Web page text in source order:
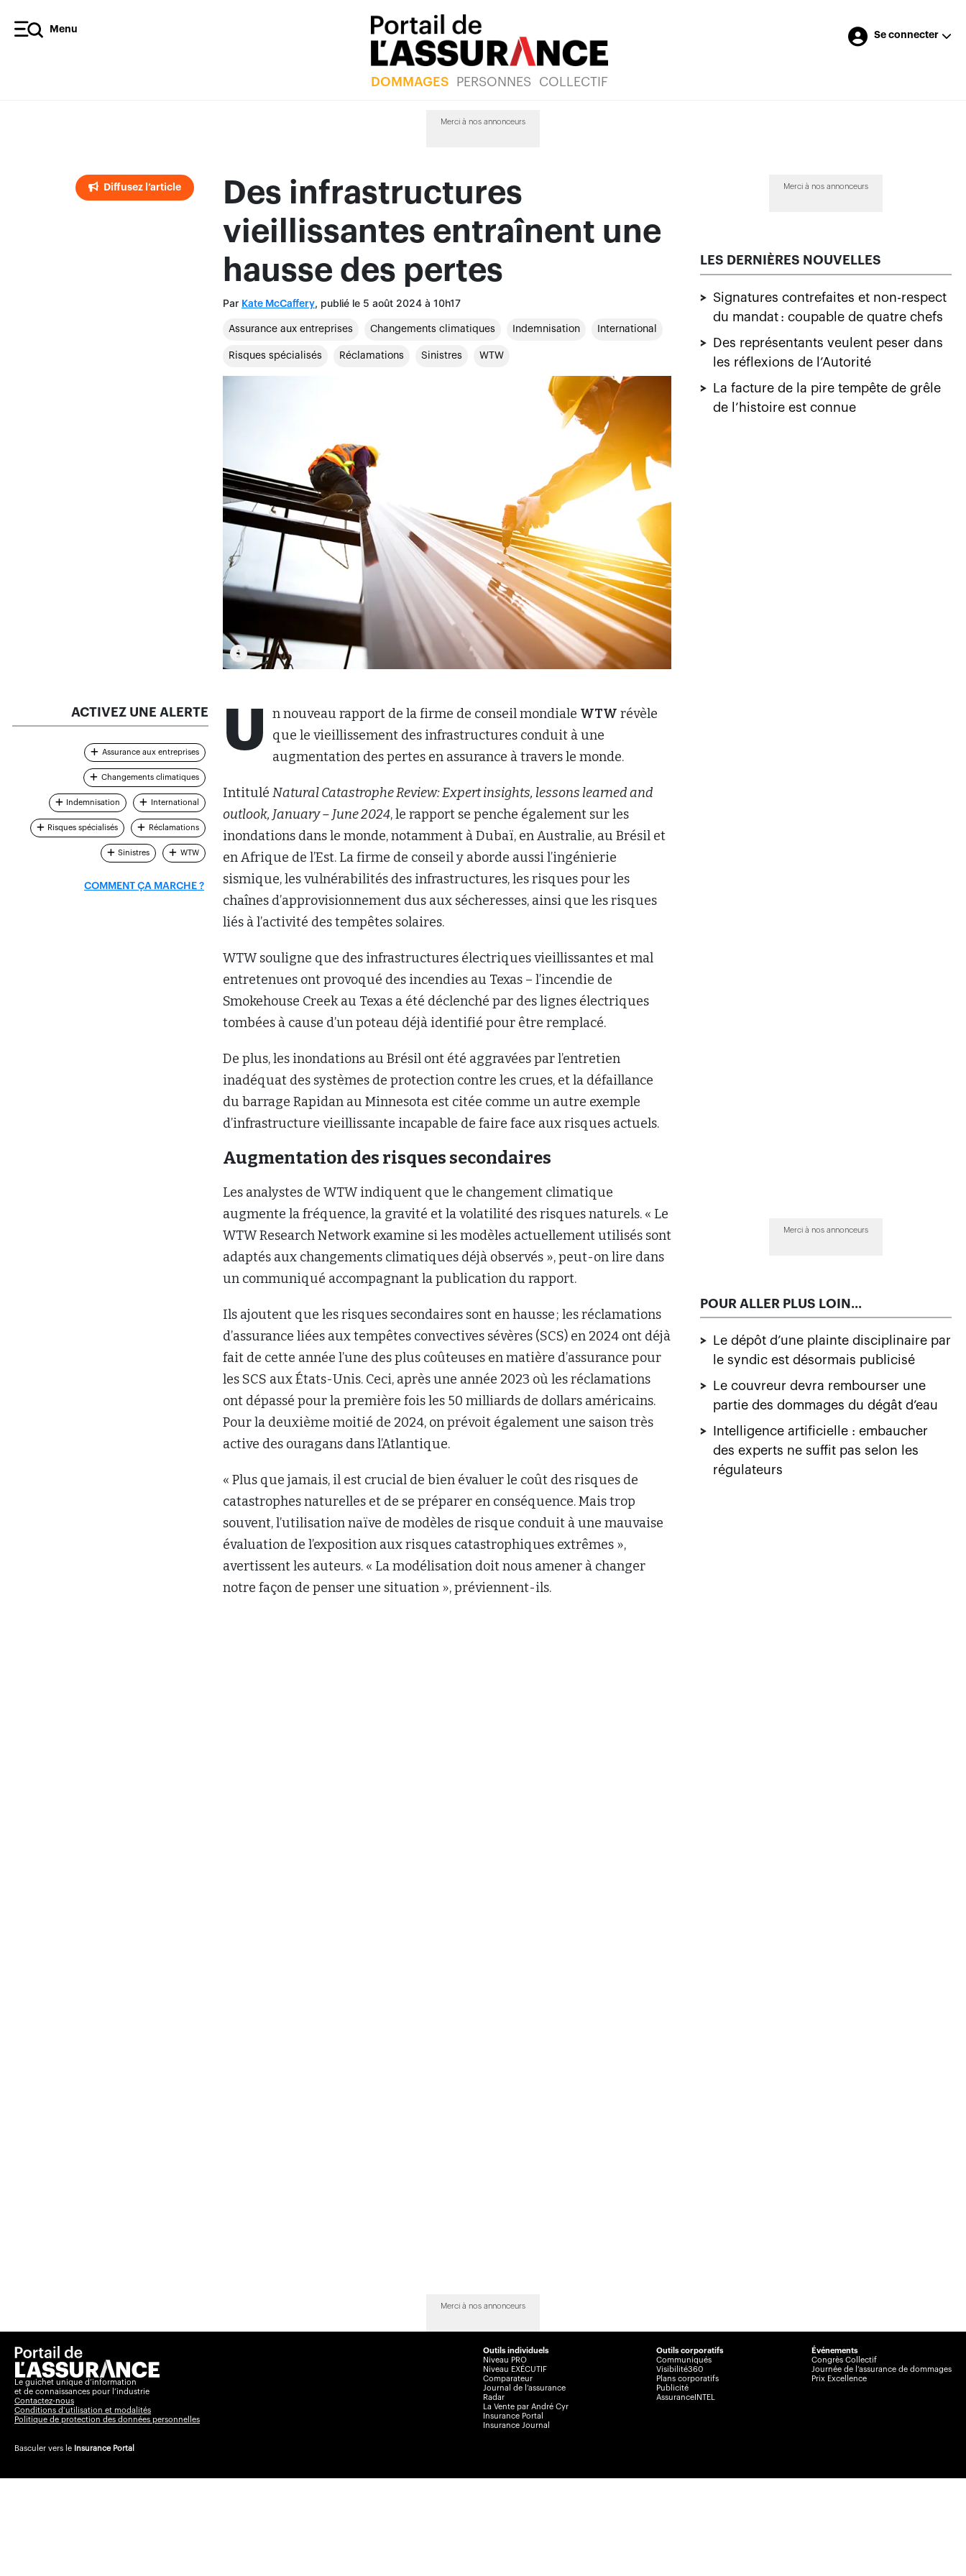
Menu
DOMMAGES PERSONNES COLLECTIF
Se connecter
Merci à nos annonceurs
Diffusez l’article
Des infrastructures
vieillissantes entraînent une
hausse des pertes
Par Kate McCaffery, publié le 5 août 2024 à 10h17
Assurance aux entreprises Changements climatiques Indemnisation International
Risques spécialisés Réclamations Sinistres WTW
U n nouveau rapport de la firme de conseil mondiale WTW révèle
que le vieillissement des infrastructures conduit à une
augmentation des pertes en assurance à travers le monde.
Intitulé Natural Catastrophe Review: Expert insights, lessons learned and
outlook, January – June 2024, le rapport se penche également sur les
inondations dans le monde, notamment à Dubaï, en Australie, au Brésil et
en Afrique de l’Est. La firme de conseil y aborde aussi l’ingénierie
sismique, les vulnérabilités des infrastructures, les risques pour les
chaînes d’approvisionnement dus aux sécheresses, ainsi que les risques
liés à l’activité des tempêtes solaires.
WTW souligne que des infrastructures électriques vieillissantes et mal
entretenues ont provoqué des incendies au Texas – l’incendie de
Smokehouse Creek au Texas a été déclenché par des lignes électriques
tombées à cause d’un poteau déjà identifié pour être remplacé.
De plus, les inondations au Brésil ont été aggravées par l’entretien
inadéquat des systèmes de protection contre les crues, et la défaillance
du barrage Rapidan au Minnesota est citée comme un autre exemple
d’infrastructure vieillissante incapable de faire face aux risques actuels.
Augmentation des risques secondaires
Les analystes de WTW indiquent que le changement climatique
augmente la fréquence, la gravité et la volatilité des risques naturels. « Le
WTW Research Network examine si les modèles actuellement utilisés sont
adaptés aux changements climatiques déjà observés », peut-on lire dans
un communiqué accompagnant la publication du rapport.
Ils ajoutent que les risques secondaires sont en hausse ; les réclamations
d’assurance liées aux tempêtes convectives sévères (SCS) en 2024 ont déjà
fait de cette année l’une des plus coûteuses en matière d’assurance pour
les SCS aux États-Unis. Ceci, après une année 2023 où les réclamations
ont dépassé pour la première fois les 50 milliards de dollars américains.
Pour la deuxième moitié de 2024, on prévoit également une saison très
active des ouragans dans l’Atlantique.
« Plus que jamais, il est crucial de bien évaluer le coût des risques de
catastrophes naturelles et de se préparer en conséquence. Mais trop
souvent, l’utilisation naïve de modèles de risque conduit à une mauvaise
évaluation de l’exposition aux risques catastrophiques extrêmes »,
avertissent les auteurs. « La modélisation doit nous amener à changer
notre façon de penser une situation », préviennent-ils.
ACTIVEZ UNE ALERTE
Assurance aux entreprises
Changements climatiques
Indemnisation International
Risques spécialisés Réclamations
Sinistres WTW
COMMENT ÇA MARCHE ?
Merci à nos annonceurs
LES DERNIÈRES NOUVELLES
> Signatures contrefaites et non-respect
du mandat : coupable de quatre chefs
>
Des représentants veulent peser dans
les réflexions de l’Autorité
>
La facture de la pire tempête de grêle
de l’histoire est connue
Merci à nos annonceurs
POUR ALLER PLUS LOIN...
>
Le dépôt d’une plainte disciplinaire par
le syndic est désormais publicisé
>
Le couvreur devra rembourser une
partie des dommages du dégât d’eau
>
Intelligence artificielle : embaucher
des experts ne suffit pas selon les
régulateurs
Merci à nos annonceurs
Le guichet unique d’information
et de connaissances pour l’industrie
Contactez-nous
Conditions d’utilisation et modalités
Politique de protection des données personnelles
Basculer vers le Insurance Portal
Outils individuels
Niveau PRO
Niveau EXÉCUTIF
Comparateur
Journal de l’assurance
Radar
La Vente par André Cyr
Insurance Portal
Insurance Journal
Outils corporatifs
Communiqués
Visibilité360
Plans corporatifs
Publicité
AssuranceINTEL
Événements
Congrès Collectif
Journée de l’assurance de dommages
Prix Excellence